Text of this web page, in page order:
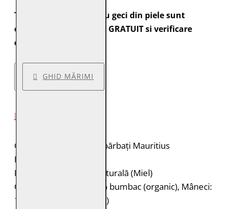
Toate comenzile pentru geci din piele sunt
expediate cu transport GRATUIT si verificare
colet.
GHID MĂRIMI
Geacă de piele pentru bărbați Mauritius
Brand: Mauritius
Material: 100% piele naturală (Miel)
Căptușeală: Corp: 100% bumbac (organic), Mâneci:
100% poliester (reciclat)